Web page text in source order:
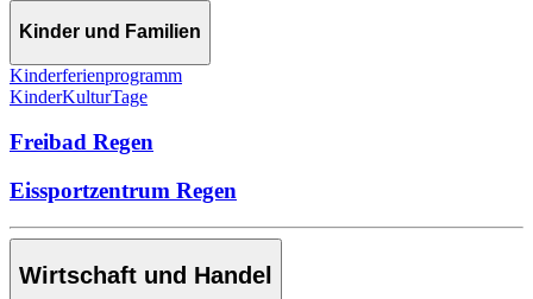
Kinder und Familien
Kinderferienprogramm
KinderKulturTage
Freibad Regen
Eissportzentrum Regen
Wirtschaft und Handel